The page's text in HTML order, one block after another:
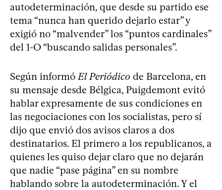
autodeterminación, que desde su partido ese
tema “nunca han querido dejarlo estar” y
exigió no “malvender” los “puntos cardinales”
del 1-O “buscando salidas personales”.
Según informó El Periódico de Barcelona, en
su mensaje desde Bélgica, Puigdemont evitó
hablar expresamente de sus condiciones en
las negociaciones con los socialistas, pero sí
dijo que envió dos avisos claros a dos
destinatarios. El primero a los republicanos, a
quienes les quiso dejar claro que no dejarán
que nadie “pase página” en su nombre
hablando sobre la autodeterminación. Y el